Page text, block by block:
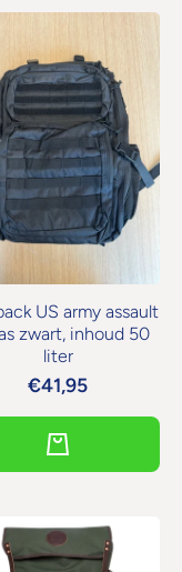
US army assault
zwart, inhoud 50
liter
€41,95